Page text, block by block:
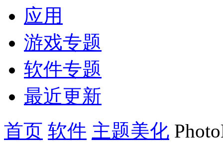
应用
游戏专题
软件专题
最近更新
首页 软件 主题美化